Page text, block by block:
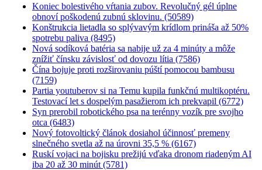
Koniec bolestivého vŕtania zubov. Revolučný gél úplne
obnoví poškodenú zubnú sklovinu. (50589)
Konštrukcia lietadla so splývavým krídlom prináša až 50%
spotrebu paliva (8495)
Nová sodíková batéria sa nabije už za 4 minúty a môže
znížiť čínsku závislosť od dovozu lítia (7586)
Čína bojuje proti rozširovaniu púští pomocou bambusu
(7159)
Partia youtuberov si na Temu kupila funkčnú multikoptéru.
Testovací let s dospelým pasažierom ich prekvapil (6772)
Syn prerobil robotického psa na terénny vozík pre svojho
otca (6483)
Nový fotovoltický článok dosiahol účinnosť premeny
slnečného svetla až na úrovni 35,5 % (6167)
Ruskí vojaci na bojisku prežijú vďaka dronom riadeným AI
iba 20 až 30 minút (5781)